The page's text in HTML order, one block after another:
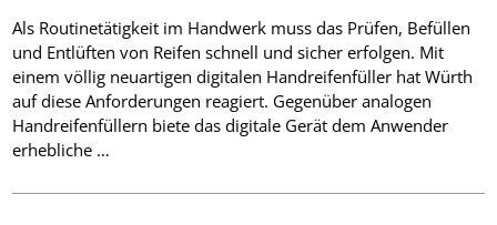
Als Routinetätigkeit im Handwerk muss das Prüfen, Befüllen
und Entlüften von Reifen schnell und sicher erfolgen. Mit
einem völlig neuartigen digitalen Handreifenfüller hat Würth
auf diese Anforderungen reagiert. Gegenüber analogen
Handreifenfüllern biete das digitale Gerät dem Anwender
erhebliche …